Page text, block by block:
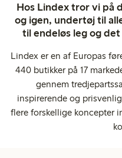
Hos Lindex tror vi på
og igen, undertøj til
til endeløs leg og
Lindex er en af Europas
440 butikker på 17
gennem
inspirerende og
flere forskellige koncepter